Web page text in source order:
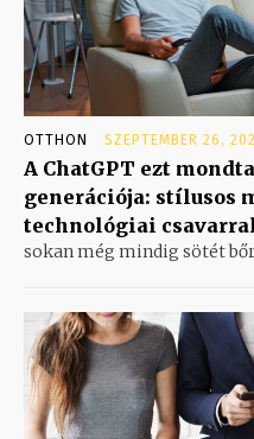
OTTHON SZEPTEMBER 26,
A ChatGPT ezt
generációja: stílusos
technológiai csavarral
sokan még mindig sötét